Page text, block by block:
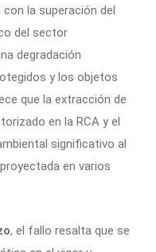
la superación del
del sector
degradación
y los objetos
que la extracción de
en la RCA y el
significativo al
en varios
, el fallo resalta que se